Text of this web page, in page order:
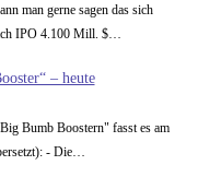
man gerne sagen das sich
IPO 4.100 Mill. $…
– heute
Bumb Boostern" fasst es am
- Die…